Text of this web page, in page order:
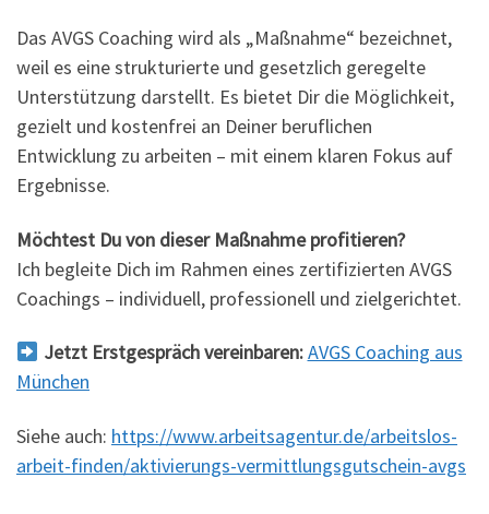
Das AVGS Coaching wird als „Maßnahme“ bezeichnet,
weil es eine strukturierte und gesetzlich geregelte
Unterstützung darstellt. Es bietet Dir die Möglichkeit,
gezielt und kostenfrei an Deiner beruflichen
Entwicklung zu arbeiten – mit einem klaren Fokus auf
Ergebnisse.
Möchtest Du von dieser Maßnahme profitieren?
Ich begleite Dich im Rahmen eines zertifizierten AVGS
Coachings – individuell, professionell und zielgerichtet.
Jetzt Erstgespräch vereinbaren:AVGS Coaching aus
München
Siehe auch: https://www.arbeitsagentur.de/arbeitslos-
arbeit-finden/aktivierungs-vermittlungsgutschein-avgs